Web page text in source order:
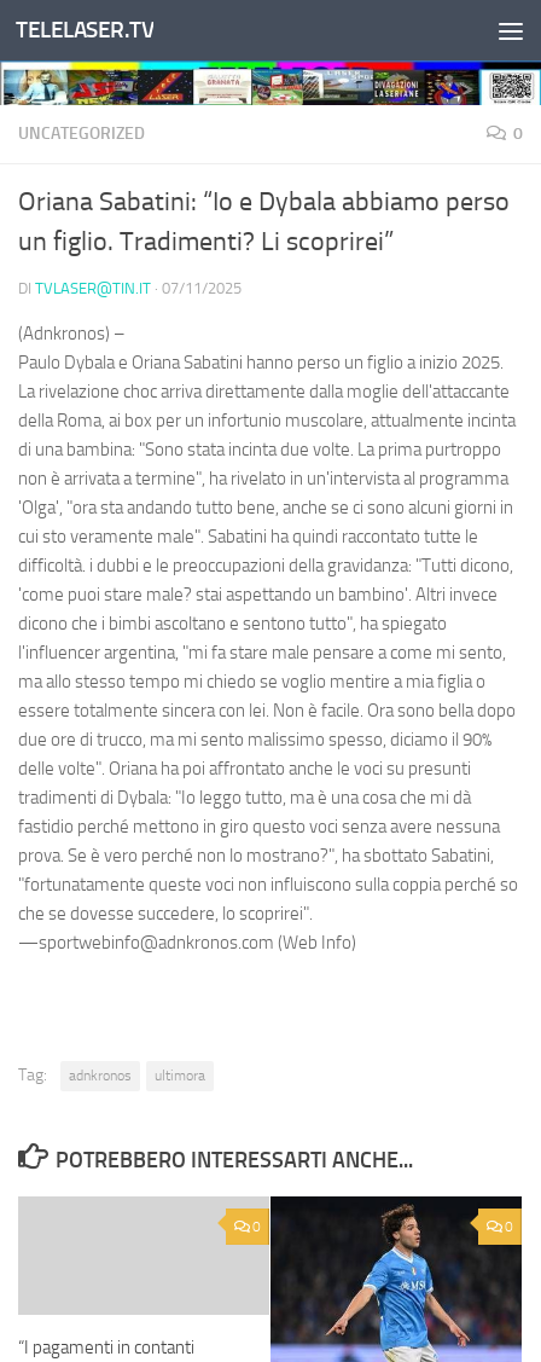
Salta al contenuto
TELELASER.TV
UNCATEGORIZED 0
Oriana Sabatini: “Io e Dybala abbiamo perso
un figlio. Tradimenti? Li scoprirei”
DI TVLASER@TIN.IT · 07/11/2025
(Adnkronos) –
Paulo Dybala e Oriana Sabatini hanno perso un figlio a inizio 2025.
La rivelazione choc arriva direttamente dalla moglie dell'attaccante
della Roma, ai box per un infortunio muscolare, attualmente incinta
di una bambina: "Sono stata incinta due volte. La prima purtroppo
non è arrivata a termine", ha rivelato in un'intervista al programma
'Olga', "ora sta andando tutto bene, anche se ci sono alcuni giorni in
cui sto veramente male". Sabatini ha quindi raccontato tutte le
difficoltà. i dubbi e le preoccupazioni della gravidanza: "Tutti dicono,
'come puoi stare male? stai aspettando un bambino'. Altri invece
dicono che i bimbi ascoltano e sentono tutto", ha spiegato
l'influencer argentina, "mi fa stare male pensare a come mi sento,
ma allo stesso tempo mi chiedo se voglio mentire a mia figlia o
essere totalmente sincera con lei. Non è facile. Ora sono bella dopo
due ore di trucco, ma mi sento malissimo spesso, diciamo il 90%
delle volte". Oriana ha poi affrontato anche le voci su presunti
tradimenti di Dybala: "Io leggo tutto, ma è una cosa che mi dà
fastidio perché mettono in giro questo voci senza avere nessuna
prova. Se è vero perché non lo mostrano?", ha sbottato Sabatini,
"fortunatamente queste voci non influiscono sulla coppia perché so
che se dovesse succedere, lo scoprirei".
—sportwebinfo@adnkronos.com (Web Info)
Tag: adnkronos ultimora
POTREBBERO INTERESSARTI ANCHE...
0
“I pagamenti in contanti
0